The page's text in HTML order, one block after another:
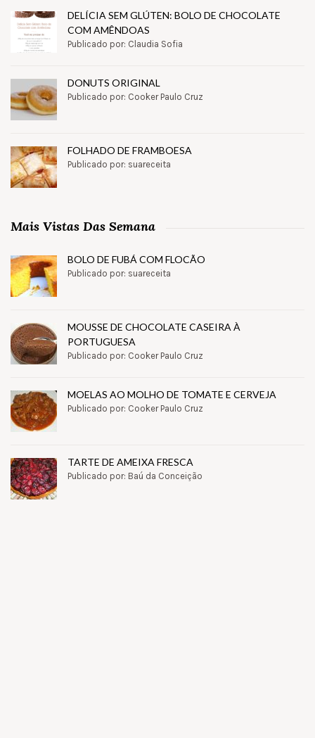
DELÍCIA SEM GLÚTEN: BOLO DE CHOCOLATE
COM AMÊNDOAS
Publicado por: Claudia Sofia
DONUTS ORIGINAL
Publicado por: Cooker Paulo Cruz
FOLHADO DE FRAMBOESA
Publicado por: suareceita
Mais Vistas Das Semana
BOLO DE FUBÁ COM FLOCÃO
Publicado por: suareceita
MOUSSE DE CHOCOLATE CASEIRA À
PORTUGUESA
Publicado por: Cooker Paulo Cruz
MOELAS AO MOLHO DE TOMATE E CERVEJA
Publicado por: Cooker Paulo Cruz
TARTE DE AMEIXA FRESCA
Publicado por: Baú da Conceição